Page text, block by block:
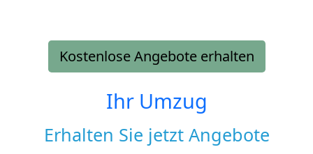
Kostenlose Angebote erhalten
Ihr Umzug
Erhalten Sie jetzt Angebote